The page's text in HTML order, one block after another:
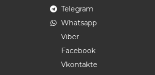
Telegram
Whatsapp
Viber
Facebook
Vkontakte